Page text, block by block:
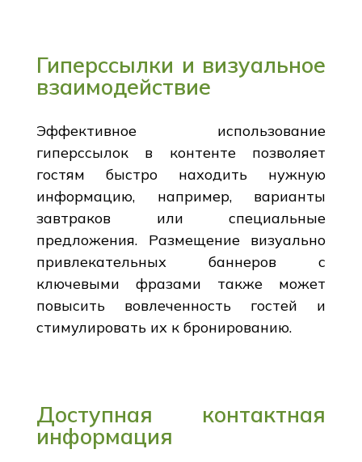
Гиперссылки и визуальное
взаимодействие
Эффективное использование
гиперссылок в контенте позволяет
гостям быстро находить нужную
информацию, например, варианты
завтраков или специальные
предложения. Размещение визуально
привлекательных баннеров с
ключевыми фразами также может
повысить вовлеченность гостей и
стимулировать их к бронированию.
Доступная контактная
информация